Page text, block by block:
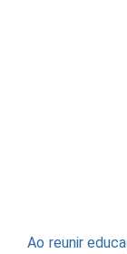
Ao reunir